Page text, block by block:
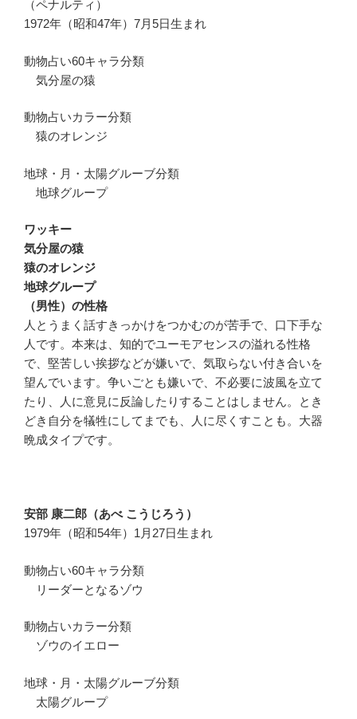
（ペナルティ）
1972年（昭和47年）7月5日生まれ
動物占い60キャラ分類
気分屋の猿
動物占いカラー分類
猿のオレンジ
地球・月・太陽グルーブ分類
地球グループ
ワッキー
気分屋の猿
猿のオレンジ
地球グループ
（男性）の性格
人とうまく話すきっかけをつかむのが苦手で、口下手な
人です。本来は、知的でユーモアセンスの溢れる性格
で、堅苦しい挨拶などが嫌いで、気取らない付き合いを
望んでいます。争いごとも嫌いで、不必要に波風を立て
たり、人に意見に反論したりすることはしません。とき
どき自分を犠牲にしてまでも、人に尽くすことも。大器
晩成タイプです。
安部 康二郎（あべ こうじろう）
1979年（昭和54年）1月27日生まれ
動物占い60キャラ分類
リーダーとなるゾウ
動物占いカラー分類
ゾウのイエロー
地球・月・太陽グルーブ分類
太陽グループ